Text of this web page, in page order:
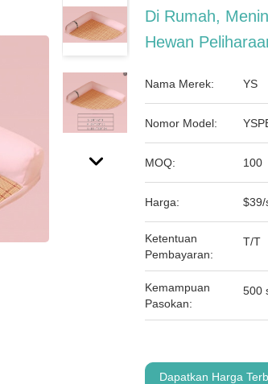
Di Rumah,
Hewan
Nama Merek: YS
Nomor Model:
MOQ: 100
Harga: $39/
Ketentuan
Pembayaran:
T/T
Kemampuan
Pasokan:
500
Dapatkan Harga